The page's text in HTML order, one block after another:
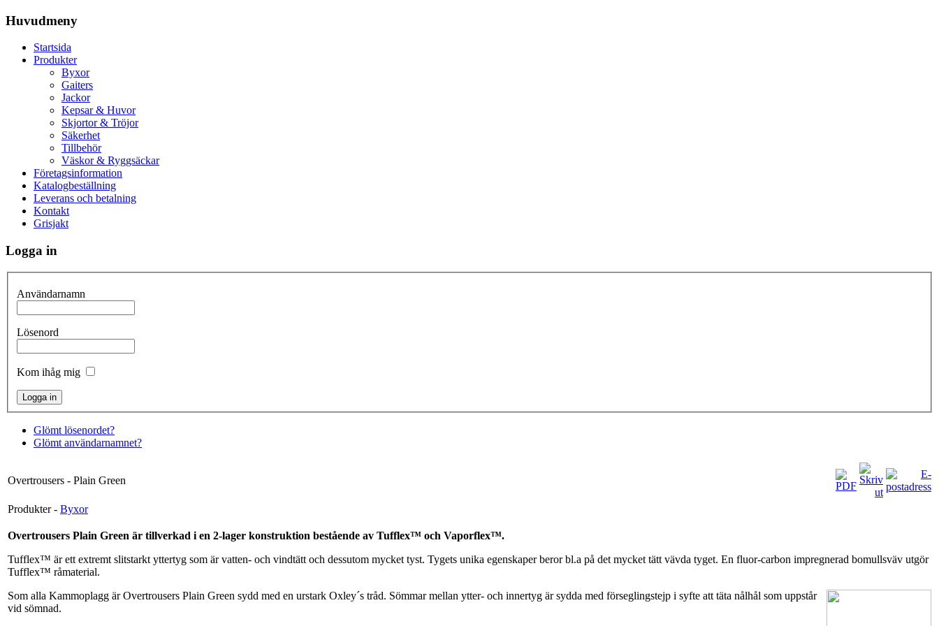
Huvudmeny
Startsida
Produkter
Byxor
Gaiters
Jackor
Kepsar & Huvor
Skjortor & Tröjor
Säkerhet
Tillbehör
Väskor & Ryggsäckar
Företagsinformation
Katalogbeställning
Leverans och betalning
Kontakt
Grisjakt
Logga in
Användarnamn
Lösenord
Kom ihåg mig
Glömt lösenordet?
Glömt användarnamnet?
Overtrousers - Plain Green
Produkter - Byxor
Overtrousers Plain Green är tillverkad i en 2-lager konstruktion bestående av Tufflex™ och Vaporflex™.
Tufflex™ är ett extremt slitstarkt yttertyg som är vatten- och vindtätt och dessutom mycket tyst. Tygets unika egenskaper beror bl.a på det mycket tätt vävda tyget. En fluor-carbon impregnerad bomullsväv utgör
Tufflex™ råmaterial.
Som alla Kammoplagg är Overtrousers Plain Green sydd med en urstark Oxley´s tråd. Sömmar mellan ytter- och innertyg är sydda med förseglingstejp i syfte att täta nålhål som uppstår
vid sömnad.